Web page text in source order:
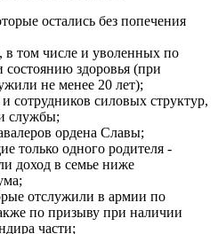
остались без попечения
в том числе и уволенных по
состоянию здоровья (при
не менее 20 лет);
сотрудников силовых структур,
службы;
ордена Славы;
только одного родителя -
доход в семье ниже
отслужили в армии по
по призыву при наличии
части;